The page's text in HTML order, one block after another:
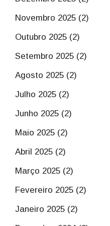
Novembro 2025 (2)
Outubro 2025 (2)
Setembro 2025 (2)
Agosto 2025 (2)
Julho 2025 (2)
Junho 2025 (2)
Maio 2025 (2)
Abril 2025 (2)
Março 2025 (2)
Fevereiro 2025 (2)
Janeiro 2025 (2)